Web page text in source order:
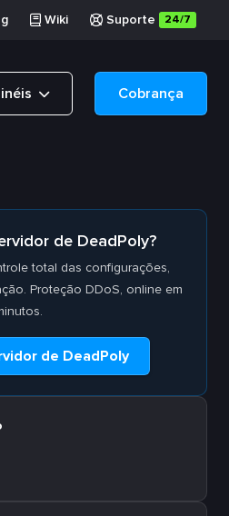
Wiki Suporte 24/7
Cobrança
de DeadPoly?
total das configurações,
Proteção DDoS, online em
de DeadPoly